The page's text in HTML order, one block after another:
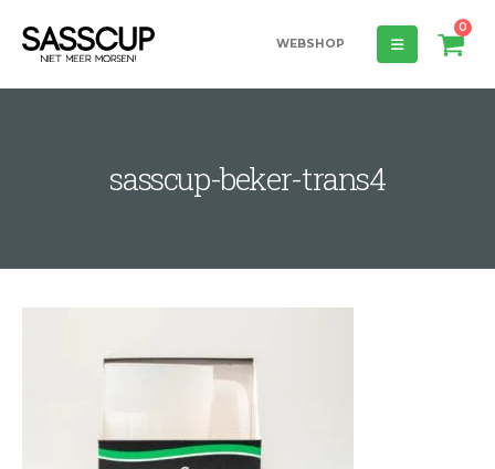
WEBSHOP
0
sasscup-beker-trans4